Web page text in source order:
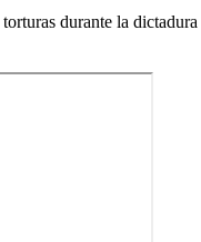
durante la